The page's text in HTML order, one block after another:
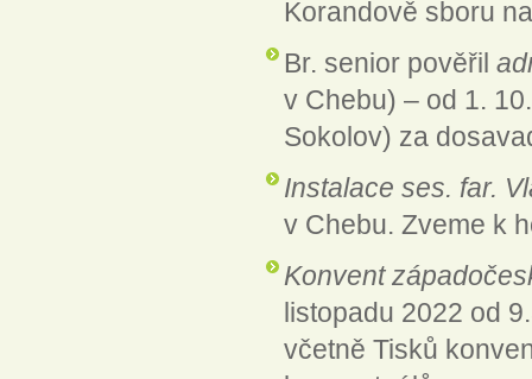
Korandově sboru
Br. senior pověřil
v Chebu) – od 1.
Sokolov) za
Instalace ses. far.
v Chebu. Zveme k
Konvent
listopadu 2022 od
včetně Tisků